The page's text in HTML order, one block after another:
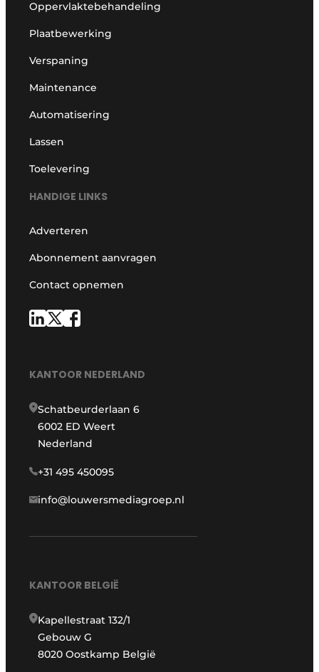
Oppervlaktebehandeling
Plaatbewerking
Verspaning
Maintenance
Automatisering
Lassen
Toelevering
HANDIGE LINKS
Adverteren
Abonnement aanvragen
Contact opnemen
KANTOOR NEDERLAND
Schatbeurderlaan 6
6002 ED Weert
Nederland
+31 495 450095
info@louwersmediagroep.nl
KANTOOR BELGIË
Kapellestraat 132/1
Gebouw G
8020 Oostkamp België